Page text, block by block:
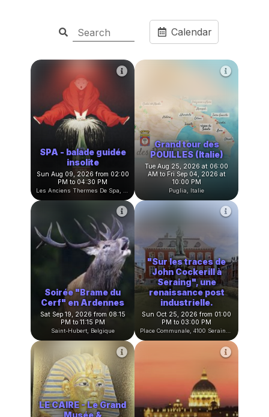
Calendar
SPA - balade guidée
insolite
Sun Aug 09, 2026 from 02:00
PM to 04:30 PM
Grand tour des
POUILLES (Italie)
Tue Aug 25, 2026 at 06:00
AM to Fri Sep 04, 2026 at
10:00 PM
Puglia, Italie
Soirée "Brame du
Cerf" en Ardennes
Sat Sep 19, 2026 from 08:15
PM to 11:15 PM
Saint-Hubert, Belgique
"Sur les traces de
John Cockerill à
Seraing", une
renaissance post
industrielle.
PM to 03:00 PM